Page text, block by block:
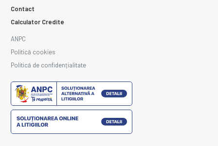
Contact
Calculator Credite
ANPC
Politică cookies
Politică de confidențialitate